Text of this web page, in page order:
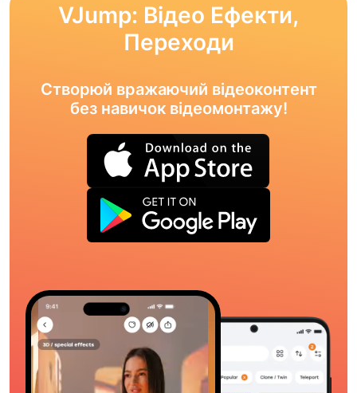
VJump: Відео Ефекти,
Переходи
Створюй вражаючий відеоконтент
без навичок відеомонтажу!